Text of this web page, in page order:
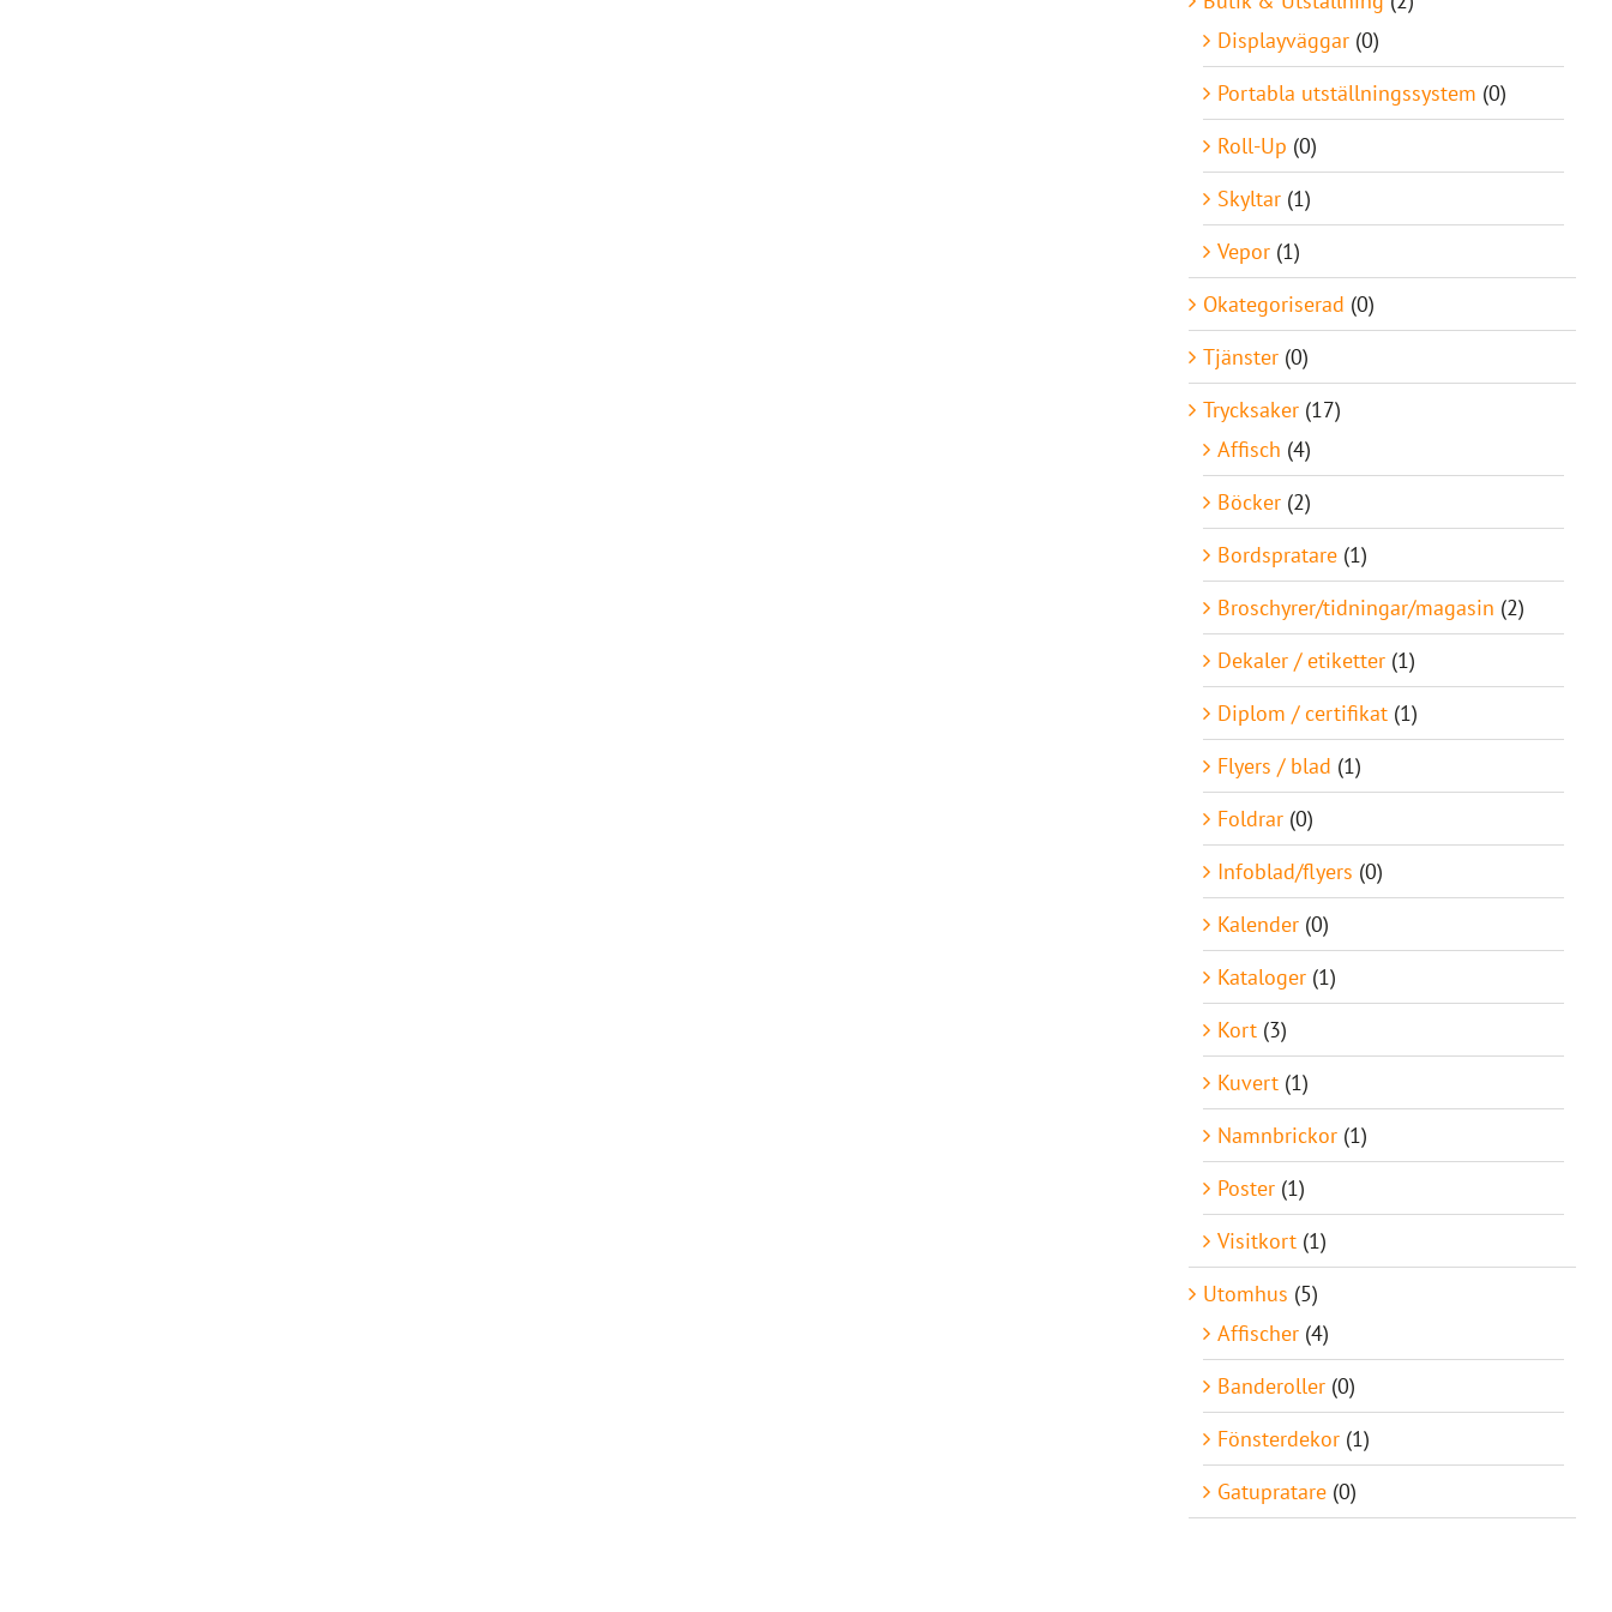
Displayväggar (0)
Portabla utställningssystem (0)
Roll-Up (0)
Skyltar (1)
Vepor (1)
Okategoriserad (0)
Tjänster (0)
Trycksaker (17)
Affisch (4)
Böcker (2)
Bordspratare (1)
Broschyrer/tidningar/magasin (2)
Dekaler / etiketter (1)
Diplom / certifikat (1)
Flyers / blad (1)
Foldrar (0)
Infoblad/flyers (0)
Kalender (0)
Kataloger (1)
Kort (3)
Kuvert (1)
Namnbrickor (1)
Poster (1)
Visitkort (1)
Utomhus (5)
Affischer (4)
Banderoller (0)
Fönsterdekor (1)
Gatupratare (0)